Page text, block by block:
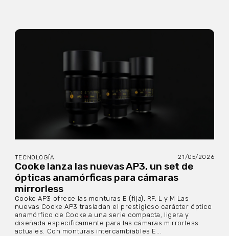
TECNOLOGÍA 21/05/2026
Cooke lanza las nuevas AP3, un set de
ópticas anamórficas para cámaras
mirrorless
Cooke AP3 ofrece las monturas E (fija), RF, L y M Las
nuevas Cooke AP3 trasladan el prestigioso carácter óptico
anamórfico de Cooke a una serie compacta, ligera y
diseñada específicamente para las cámaras mirrorless
actuales. Con monturas intercambiables E...